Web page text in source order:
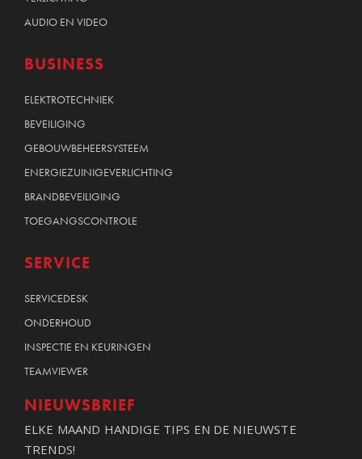
AUDIO EN VIDEO
BUSINESS
ELEKTROTECHNIEK
BEVEILIGING
GEBOUWBEHEERSYSTEEM
ENERGIEZUINIGEVERLICHTING
BRANDBEVEILIGING
TOEGANGSCONTROLE
SERVICE
SERVICEDESK
ONDERHOUD
INSPECTIE EN KEURINGEN
TEAMVIEWER
NIEUWSBRIEF
ELKE MAAND HANDIGE TIPS EN DE NIEUWSTE
TRENDS!